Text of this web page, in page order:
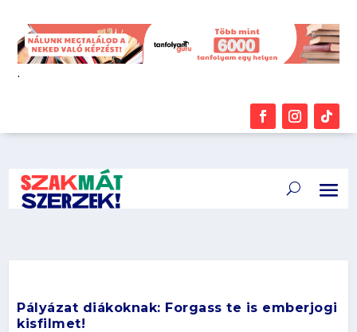
.
Pályázat diákoknak: Forgass te is emberjogi
kisfilmet!